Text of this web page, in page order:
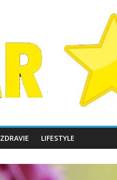
ZDRAVIE LIFESTYLE